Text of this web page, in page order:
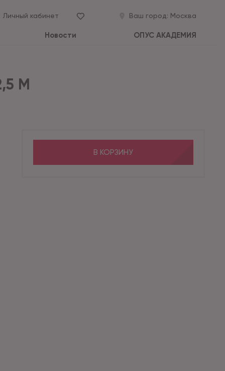
Личный кабинет Ваш город: Москва
Новости ОПУС АКАДЕМИЯ
М
В КОРЗИНУ